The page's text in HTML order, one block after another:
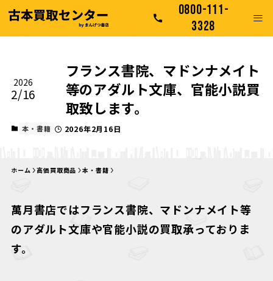
0800-111-
3328
フランス書院、マドンナメイト
等のアダルト文庫、官能小説買
取致します。
2026
2/16
本・書籍 2026年2月16日
ホーム 高価買取商品 本・書籍
萬月書店ではフランス書院、マドンナメイト等
のアダルト文庫や官能小説の買取承っておりま
す。